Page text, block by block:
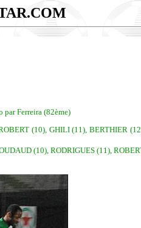
par Ferreira (82ème)
(10), GHILI (11), BERTHIER
(10), RODRIGUES (11),